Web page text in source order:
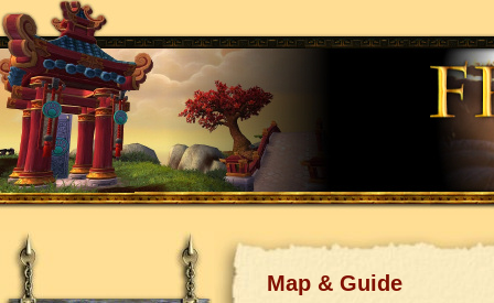
Map & Guide